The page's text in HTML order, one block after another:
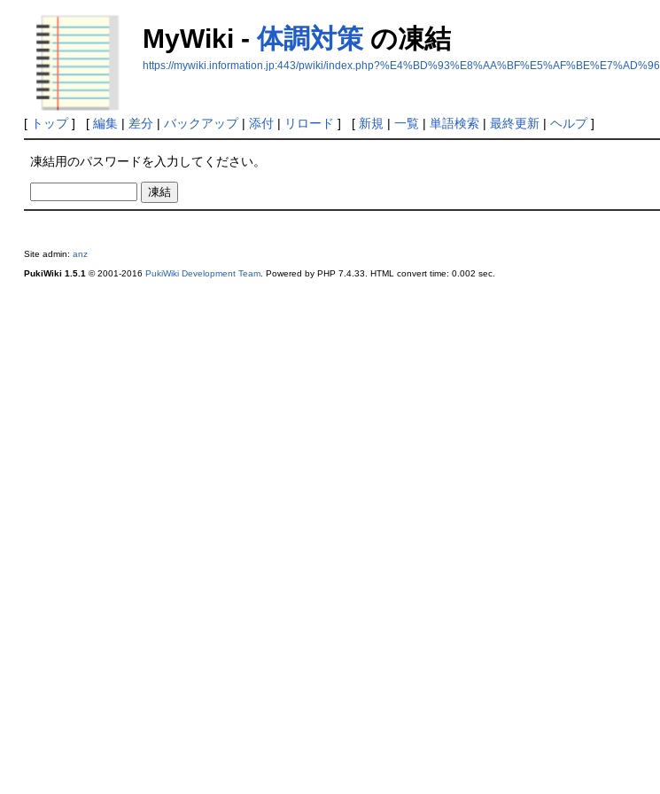
MyWiki -体調対策の凍結
https://mywiki.information.jp:443/pwiki/index.php?%E4%BD%93%E8%AA%BF%E5%AF%BE%E7%AD%96
[ トップ] [ 編集| 差分| バックアップ| 添付| リロード ] [ 新規 | 一覧| 単語検索| 最終更新| ヘルプ]
凍結用のパスワードを入力してください。
Site admin: anz
PukiWiki 1.5.1© 2001-2016 PukiWiki Development Team. Powered by PHP 7.4.33. HTML convert time: 0.002 sec.